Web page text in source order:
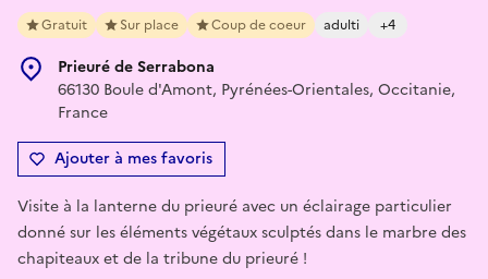
Gratuit Sur place Coup de coeur adulti +4
Prieuré de Serrabona
66130 Boule d'Amont, Pyrénées-Orientales, Occitanie,
France
Ajouter à mes favoris
Visite à la lanterne du prieuré avec un éclairage particulier
donné sur les éléments végétaux sculptés dans le marbre des
chapiteaux et de la tribune du prieuré !